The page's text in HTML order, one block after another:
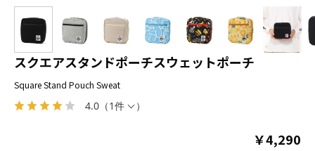
4.0 （1件 ）
スクエアスタンドポーチスウェットポーチ
Square Stand Pouch Sweat
￥4,290